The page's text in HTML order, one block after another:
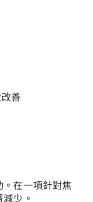
善
在一項針對焦
少。